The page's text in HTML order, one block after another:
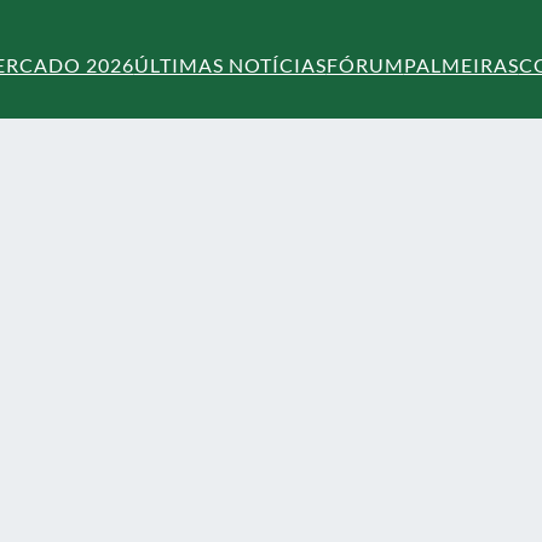
2026ÚLTIMAS NOTÍCIASFÓRUMPALMEIRAS